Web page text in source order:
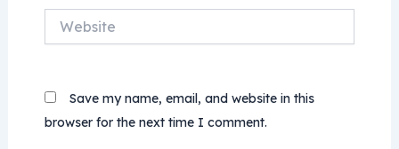
Save my name, email, and website in this
browser for the next time I comment.